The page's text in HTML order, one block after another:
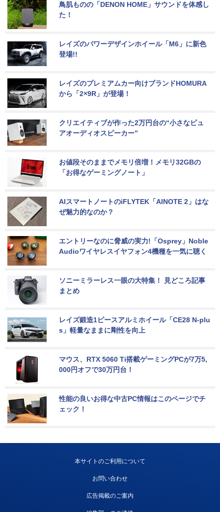
鳥肌ものの「DENON HOME」サウンドを体感し
た！
レイズのパワーデザインホイール「M6」に新色
登場!!
レイズのプレミアムカー向けブランドHOMURA
から「2×9R」が登場！
クリエイティブが作った2万円台の“小さなピュ
アオーディオスピーカー”
お値段そのままでメモリ倍増！メモリ32GBの
「お得なゲーミングノート」
AIスマートノートのiFLYTEK「AINOTE 2」はな
ぜ魅力的なのか？
エントリーなのに脅威の実力!「Osprey」Noble
Audioワイヤレスイヤフォン4機種を一気に聴く
ソニーミラーレス一眼の大特集！ 見どころ記事
まとめ
レイズ鍛造1ピースアルミホイール「CE28 N-plu
s」軽量なままに剛性を向上
マウス、RTX 5060 Ti搭載ゲーミングPCが7万5,
000円オフで30万円台！
性能の良いお得な中古PC情報はこのページでチ
ェック！
本サイトのご利用について
お問い合わせ
広告掲載のご案内